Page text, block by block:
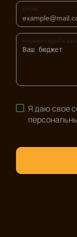
Email
Комментарий к
Я даю свое